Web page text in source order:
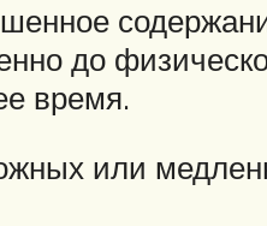
до
время.
или